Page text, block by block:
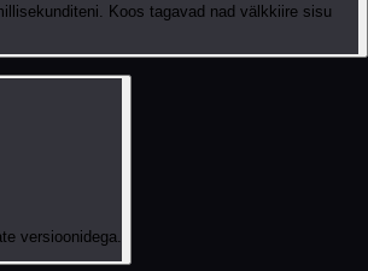
Koos tagavad nad välkkiire sisu
versioonidega.